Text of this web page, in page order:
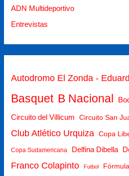
ADN Multideportivo
Entrevistas
Autodromo El Zonda -
Basquet B Nacional
Circuito del Villicum Circuito San
Club Atlético Urquiza Copa
Copa Sudamericana Delfina Dibella
Franco Colapinto Futbol